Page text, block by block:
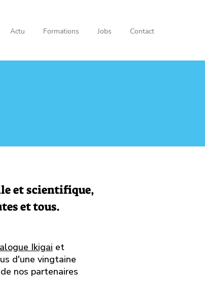
Actu Formations Jobs Contact
et scientifique,
et tous.
Ikigai et
d'une vingtaine
nos partenaires